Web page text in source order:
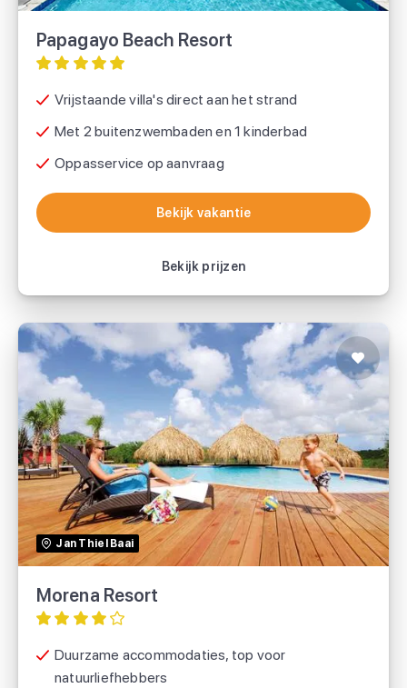
Papagayo Beach Resort
Vrijstaande villa's direct aan het strand
Met 2 buitenzwembaden en 1 kinderbad
Oppasservice op aanvraag
Bekijk vakantie
Bekijk prijzen
Bekijk vakantie
Jan Thiel Baai
Morena Resort
Duurzame accommodaties, top voor
natuurliefhebbers
Morena Resort
TUI